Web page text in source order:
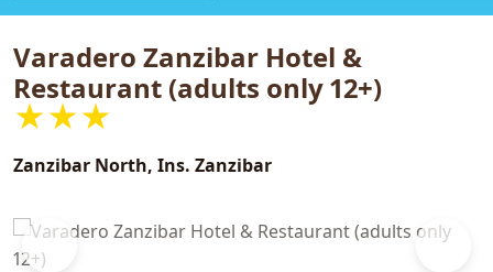
Varadero Zanzibar Hotel &
Restaurant (adults only 12+)
★★★
Zanzibar North, Ins. Zanzibar